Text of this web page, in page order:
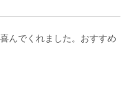
んでくれました。おすすめ